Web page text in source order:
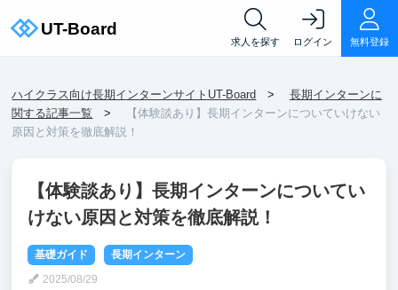
求人を探す ログイン 無料登録
ハイクラス向け長期インターンサイトUT-Board
長期インターンに
関する記事一覧
【体験談あり】長期インターンについていけない
原因と対策を徹底解説！
【体験談あり】長期インターンについてい
けない原因と対策を徹底解説！
基礎ガイド 長期インターン
2025/08/29